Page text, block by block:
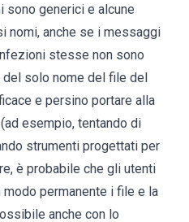
sono generici e alcune
anche se i messaggi
stesse non sono
solo nome del file del
e persino portare alla
esempio, tentando di
strumenti progettati per
è probabile che gli utenti
permanente i file e la
anche con lo